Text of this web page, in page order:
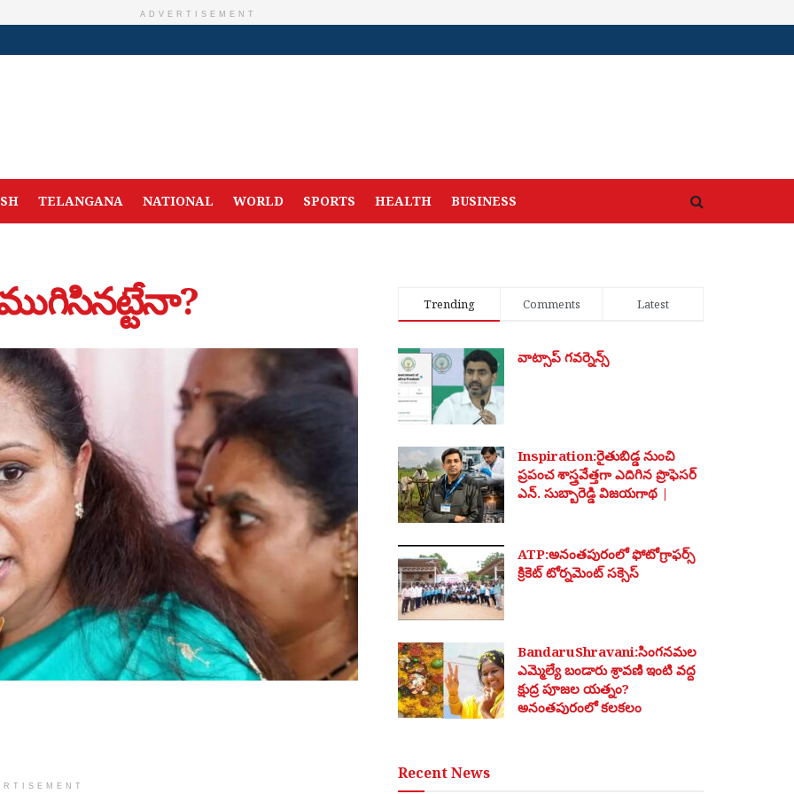
ADVERTISEMENT
TELANGANA NATIONAL WORLD SPORTS HEALTH BUSINESS
Trending Comments Latest
వాట్సాప్ గవర్నెన్స్
Inspiration:రైతుబిడ్డ నుంచి
ప్రపంచ శాస్త్రవేత్తగా ఎదిగిన ప్రొఫెసర్
ఎన్. సుబ్బారెడ్డి విజయగాథ |
ATP:అనంతపురంలో ఫోటోగ్రాఫర్స్
క్రికెట్ టోర్నమెంట్ సక్సెస్
BandaruShravani:సింగనమల
ఎమ్మెల్యే బండారు శ్రావణి ఇంటి వద్ద
క్షుద్ర పూజల యత్నం?
అనంతపురంలో కలకలం
Recent News